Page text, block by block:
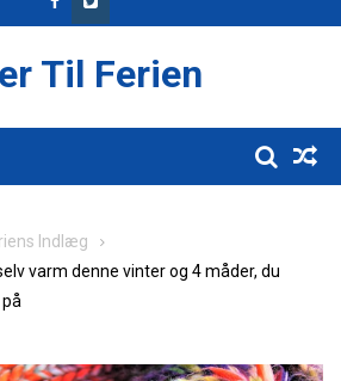
Til Ferien
Indlæg
varm denne vinter og 4 måder, du